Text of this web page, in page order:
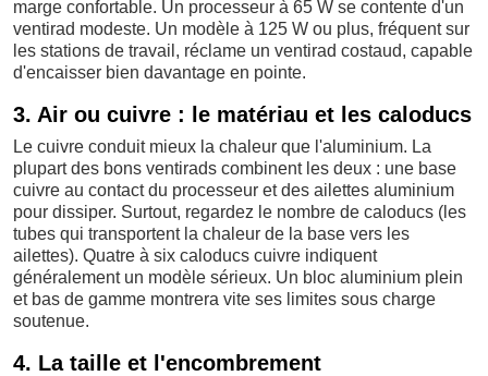
marge confortable. Un processeur à 65 W se contente d'un
ventirad modeste. Un modèle à 125 W ou plus, fréquent sur
les stations de travail, réclame un ventirad costaud, capable
d'encaisser bien davantage en pointe.
3. Air ou cuivre : le matériau et les caloducs
Le cuivre conduit mieux la chaleur que l'aluminium. La
plupart des bons ventirads combinent les deux : une base
cuivre au contact du processeur et des ailettes aluminium
pour dissiper. Surtout, regardez le nombre de caloducs (les
tubes qui transportent la chaleur de la base vers les
ailettes). Quatre à six caloducs cuivre indiquent
généralement un modèle sérieux. Un bloc aluminium plein
et bas de gamme montrera vite ses limites sous charge
soutenue.
4. La taille et l'encombrement